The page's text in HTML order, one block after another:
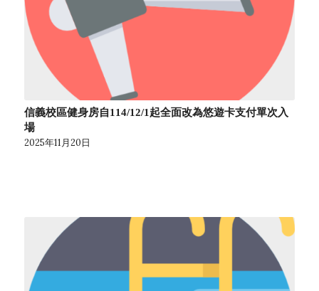
信義校區健身房自114/12/1起全面改為悠遊卡支付單次入
場
2025年11月20日